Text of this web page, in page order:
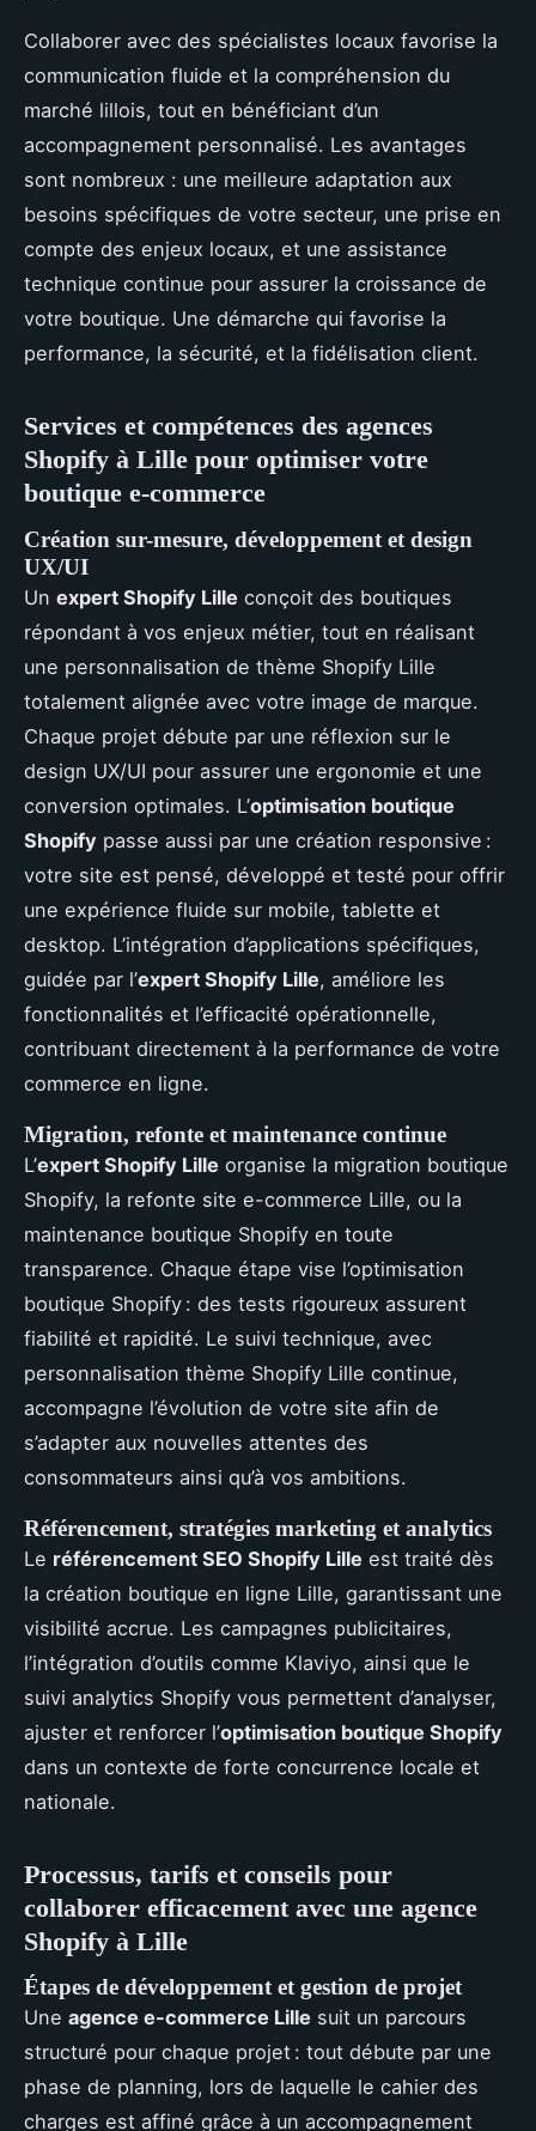
Collaborer avec des spécialistes locaux favorise la
communication fluide et la compréhension du
marché lillois, tout en bénéficiant d’un
accompagnement personnalisé. Les avantages
sont nombreux : une meilleure adaptation aux
besoins spécifiques de votre secteur, une prise en
compte des enjeux locaux, et une assistance
technique continue pour assurer la croissance de
votre boutique. Une démarche qui favorise la
performance, la sécurité, et la fidélisation client.
Services et compétences des agences
Shopify à Lille pour optimiser votre
boutique e-commerce
Création sur-mesure, développement et design
UX/UI
Un expert Shopify Lille conçoit des boutiques
répondant à vos enjeux métier, tout en réalisant
une personnalisation de thème Shopify Lille
totalement alignée avec votre image de marque.
Chaque projet débute par une réflexion sur le
design UX/UI pour assurer une ergonomie et une
conversion optimales. L’optimisation boutique
Shopify passe aussi par une création responsive :
votre site est pensé, développé et testé pour offrir
une expérience fluide sur mobile, tablette et
desktop. L’intégration d’applications spécifiques,
guidée par l’expert Shopify Lille, améliore les
fonctionnalités et l’efficacité opérationnelle,
contribuant directement à la performance de votre
commerce en ligne.
Migration, refonte et maintenance continue
L’expert Shopify Lille organise la migration boutique
Shopify, la refonte site e-commerce Lille, ou la
maintenance boutique Shopify en toute
transparence. Chaque étape vise l’optimisation
boutique Shopify : des tests rigoureux assurent
fiabilité et rapidité. Le suivi technique, avec
personnalisation thème Shopify Lille continue,
accompagne l’évolution de votre site afin de
s’adapter aux nouvelles attentes des
consommateurs ainsi qu’à vos ambitions.
Référencement, stratégies marketing et analytics
Le référencement SEO Shopify Lille est traité dès
la création boutique en ligne Lille, garantissant une
visibilité accrue. Les campagnes publicitaires,
l’intégration d’outils comme Klaviyo, ainsi que le
suivi analytics Shopify vous permettent d’analyser,
ajuster et renforcer l’optimisation boutique Shopify
dans un contexte de forte concurrence locale et
nationale.
Processus, tarifs et conseils pour
collaborer efficacement avec une agence
Shopify à Lille
Étapes de développement et gestion de projet
Une agence e-commerce Lille suit un parcours
structuré pour chaque projet : tout débute par une
phase de planning, lors de laquelle le cahier des
charges est affiné grâce à un accompagnement